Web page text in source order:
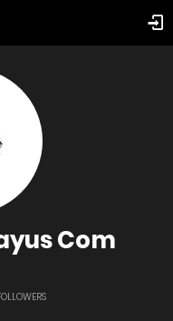
Com